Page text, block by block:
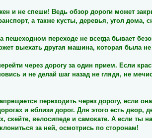
и не спеши! Ведь обзор дороги может
а также кусты, деревья, угол дома,
пешеходном переходе не всегда бывает
выехать другая машина, которая была
через дорогу за один прием. Если
и не делай шаг назад не глядя, не
переходить через дорогу, если
и вблизи дорог. Для этого есть двор,
скейте, велосипеде и самокате. А если ты
за ней, осмотрись по сторонам!